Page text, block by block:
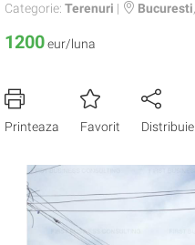
Categorie: Terenuri | Bucuresti
1200eur/luna
Printeaza Favorit Distribuie